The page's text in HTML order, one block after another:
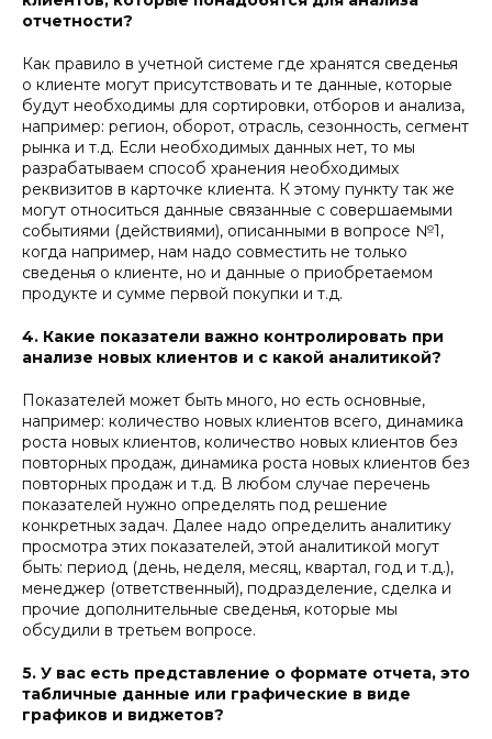
отчетности?
Как правило в учетной системе где хранятся сведенья
о клиенте могут присутствовать и те данные, которые
будут необходимы для сортировки, отборов и анализа,
например: регион, оборот, отрасль, сезонность, сегмент
рынка и т.д. Если необходимых данных нет, то мы
разрабатываем способ хранения необходимых
реквизитов в карточке клиента. К этому пункту так же
могут относиться данные связанные с совершаемыми
событиями (действиями), описанными в вопросе №1,
когда например, нам надо совместить не только
сведенья о клиенте, но и данные о приобретаемом
продукте и сумме первой покупки и т.д.
4. Какие показатели важно контролировать при
анализе новых клиентов и с какой аналитикой?
Показателей может быть много, но есть основные,
например: количество новых клиентов всего, динамика
роста новых клиентов, количество новых клиентов без
повторных продаж, динамика роста новых клиентов без
повторных продаж и т.д. В любом случае перечень
показателей нужно определять под решение
конкретных задач. Далее надо определить аналитику
просмотра этих показателей, этой аналитикой могут
быть: период (день, неделя, месяц, квартал, год и т.д.),
менеджер (ответственный), подразделение, сделка и
прочие дополнительные сведенья, которые мы
обсудили в третьем вопросе.
5. У вас есть представление о формате отчета, это
табличные данные или графические в виде
графиков и виджетов?